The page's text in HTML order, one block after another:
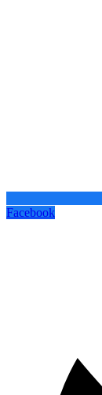
Facebook